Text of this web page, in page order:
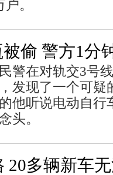
。
偷 警方1分
警在对轨交3号
发现了一个可疑
他听说电动自行
头。
20多辆新车